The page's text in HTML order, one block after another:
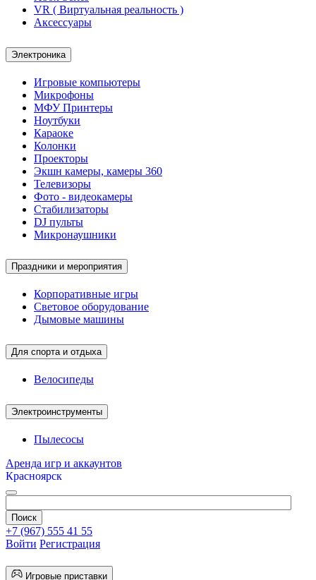
VR ( Виртуальная реальность )
Аксессуары
Электроника
Игровые компьютеры
Микрофоны
МФУ Принтеры
Ноутбуки
Караоке
Колонки
Проекторы
Экшн камеры, камеры 360
Телевизоры
Фото - видеокамеры
Стабилизаторы
DJ пульты
Микронаушники
Праздники и мероприятия
Корпоративные игры
Световое оборудование
Дымовые машины
Для спорта и отдыха
Велосипеды
Электроинструменты
Пылесосы
Аренда игр и аккаунтов
Красноярск
+7 (967) 555 41 55
Войти Регистрация
Игровые приставки